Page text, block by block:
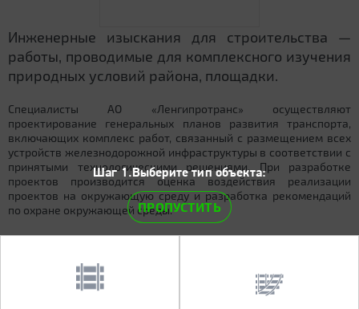
Инженерные изыскания для строительства —
работы, проводимые для комплексного изучения
природных условий района, площадки.
Специалисты АО «Ленгипротранс» осуществляют
проектирование генеральных планов развития транспорта,
включающих комплекс работ, связанный с размещением всех
устройств железнодорожной инфраструктуры в соответствии с
принятыми технологическими решениями. При разработке
проектов производится оценка воздействия реализации
проектов на окружающую среду и разработка рекомендаций
по охране окружающей среды.
Шаг 1.Выберите тип объекта:
ПРОПУСТИТЬ